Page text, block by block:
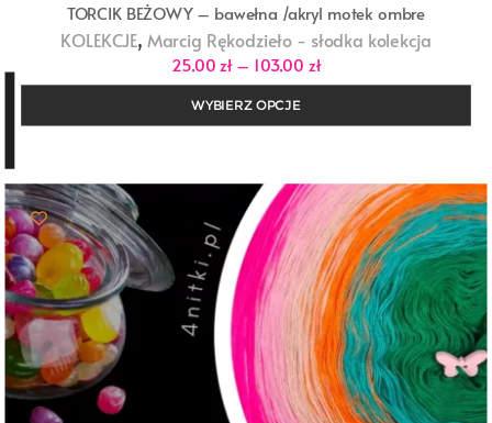
TORCIK BEŻOWY – bawełna /akryl motek ombre
KOLEKCJE, Marcig Rękodzieło - słodka kolekcja
25,00 zł – 103,00 złZakres
cen:
do
WYBIERZ OPCJE